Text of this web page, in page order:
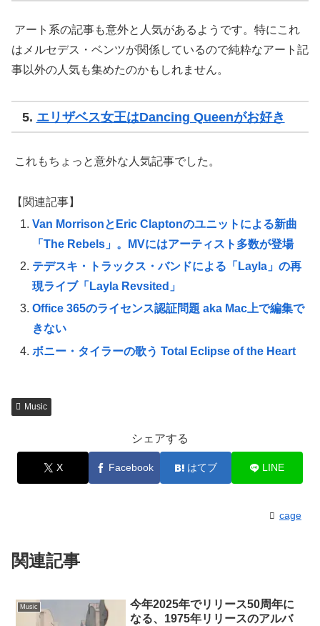
アート系の記事も意外と人気があるようです。特にこれ
はメルセデス・ベンツが関係しているので純粋なアート記
事以外の人気も集めたのかもしれません。
5. エリザベス女王はDancing Queenがお好き
これもちょっと意外な人気記事でした。
【関連記事】
Van MorrisonとEric Claptonのユニットによる新曲
「The Rebels」。MVにはアーティスト多数が登場
テデスキ・トラックス・バンドによる「Layla」の再
現ライブ「Layla Revsited」
Office 365のライセンス認証問題 aka Mac上で編集で
きない
ボニー・タイラーの歌う Total Eclipse of the Heart
Music
シェアする
X Facebook はてブ LINE
cage
関連記事
Music
今年2025年でリリース50周年に
なる、1975年リリースのアルバ